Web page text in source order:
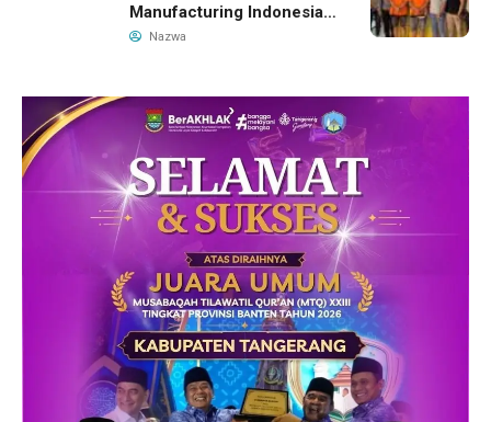
Manufacturing Indonesia
Ditahan, Polda Banten
Nazwa